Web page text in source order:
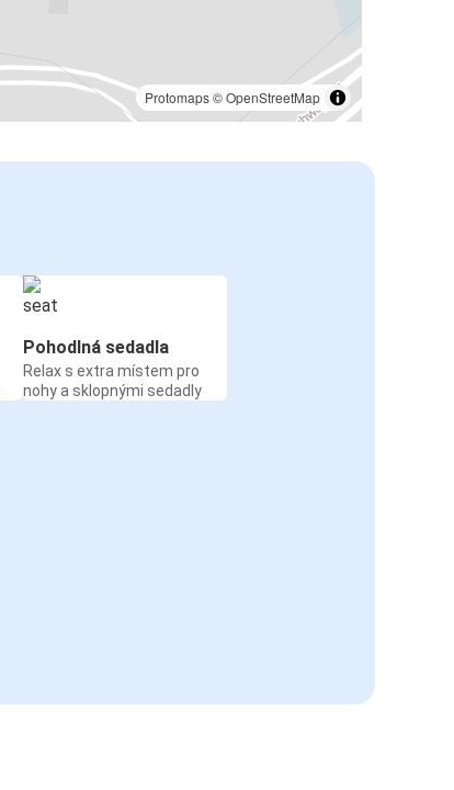
Protomaps©OpenStreetMap
Pohodlná sedadla
Relax s extra místem pro
nohy a sklopnými sedadly